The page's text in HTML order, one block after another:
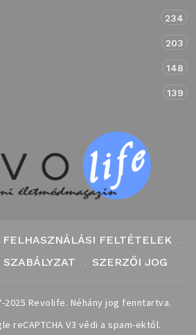
234
203
148
139
FELHASZNÁLÁSI FELTÉTELEK
SZERZŐI JOG
Revolife. Néhány jog fenntartva.
reCAPTCHA V3 védi a spam-ektől.